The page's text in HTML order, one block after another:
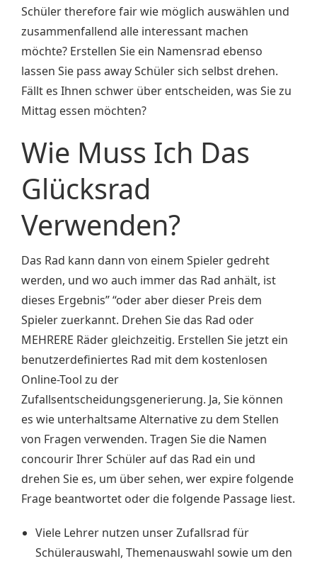
Schüler therefore fair wie möglich auswählen und
zusammenfallend alle interessant machen
möchte? Erstellen Sie ein Namensrad ebenso
lassen Sie pass away Schüler sich selbst drehen.
Fällt es Ihnen schwer über entscheiden, was Sie zu
Mittag essen möchten?
Wie Muss Ich Das
Glücksrad
Verwenden?
Das Rad kann dann von einem Spieler gedreht
werden, und wo auch immer das Rad anhält, ist
dieses Ergebnis” “oder aber dieser Preis dem
Spieler zuerkannt. Drehen Sie das Rad oder
MEHRERE Räder gleichzeitig. Erstellen Sie jetzt ein
benutzerdefiniertes Rad mit dem kostenlosen
Online-Tool zu der
Zufallsentscheidungsgenerierung. Ja, Sie können
es wie unterhaltsame Alternative zu dem Stellen
von Fragen verwenden. Tragen Sie die Namen
concourir Ihrer Schüler auf das Rad ein und
drehen Sie es, um über sehen, wer expire folgende
Frage beantwortet oder die folgende Passage liest.
Viele Lehrer nutzen unser Zufallsrad für
Schülerauswahl, Themenauswahl sowie um den